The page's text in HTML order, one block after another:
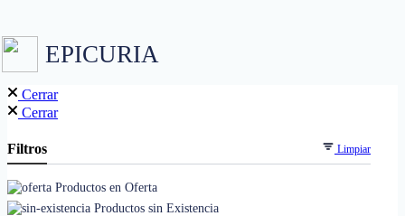
EPICURIA
Cerrar
Cerrar
Filtros Limpiar
Productos en Oferta
Productos sin Existencia